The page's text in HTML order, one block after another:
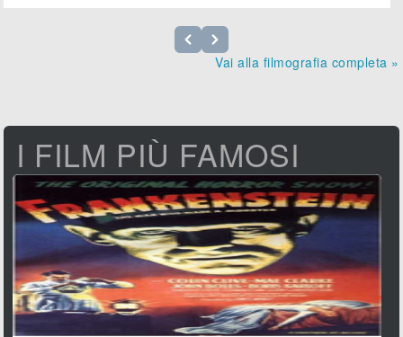
Vai alla filmografia completa »
I FILM PIÙ FAMOSI